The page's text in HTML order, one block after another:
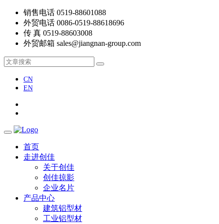
销售电话 0519-88601088
外贸电话 0086-0519-88618696
传 真 0519-88603008
外贸邮箱 sales@jiangnan-group.com
CN
EN
首页
走进创佳
关于创佳
创佳掠影
企业名片
产品中心
建筑铝型材
工业铝型材